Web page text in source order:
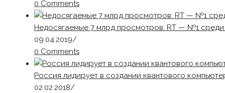
0 Comments
Недосягаемые 7 млрд просмотров: RT — №1 среди
09.04.2019/
0 Comments
Россия лидирует в создании квантового
02.02.2018/